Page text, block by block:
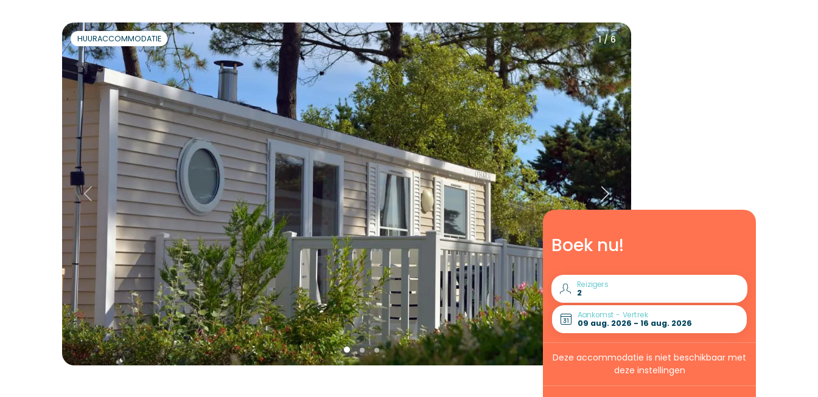
Boek nu!
Reizigers
Aankomst - Vertrek
Deze accommodatie is niet beschikbaar met
deze instellingen
1 / 6
HUURACCOMMODATIE